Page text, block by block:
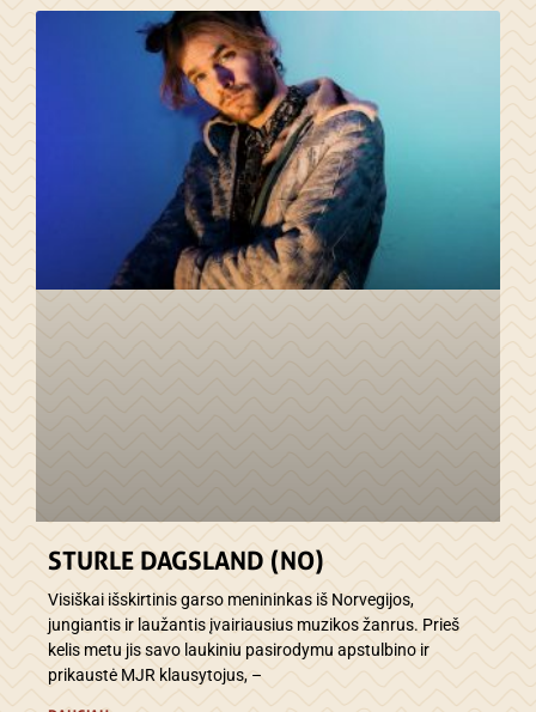
STURLE DAGSLAND (NO)
Visiškai išskirtinis garso menininkas iš Norvegijos,
jungiantis ir laužantis įvairiausius muzikos žanrus. Prieš
kelis metu jis savo laukiniu pasirodymu apstulbino ir
prikaustė MJR klausytojus, –